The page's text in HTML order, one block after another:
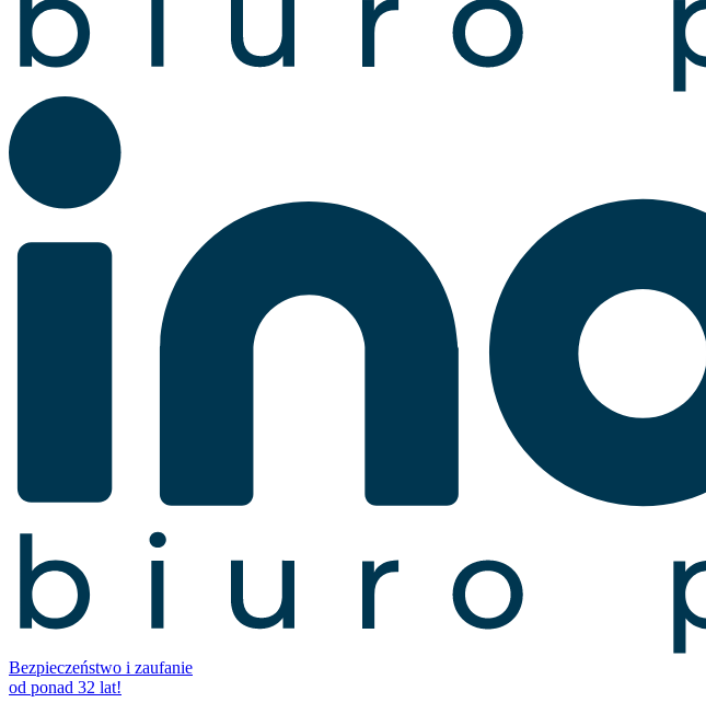
Bezpieczeństwo i zaufanie
od ponad 32 lat!